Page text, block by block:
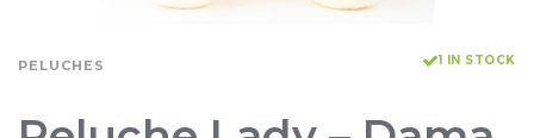
PELUCHES 1 IN STOCK